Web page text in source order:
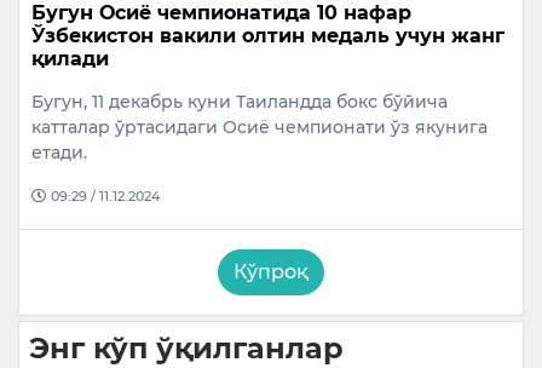
Бугун Осиё чемпионатида 10 нафар
Ўзбекистон вакили олтин медаль учун жанг
қилади
Бугун, 11 декабрь куни Таиландда бокс бўйича
катталар ўртасидаги Осиё чемпионати ўз якунига
етади.
09:29 / 11.12.2024
Кўпроқ
Энг кўп ўқилганлар